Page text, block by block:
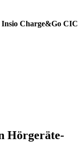
Insio Charge&Go
Hörgeräte-